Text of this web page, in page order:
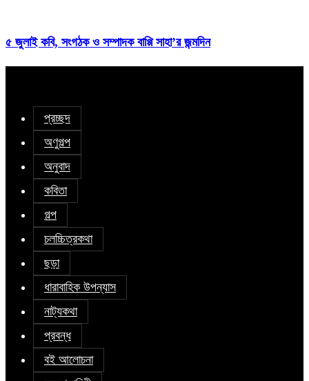
৫ জুলাই কবি, সংগঠক ও সম্পাদক বাপ্পি সাহা’র জন্মদিন
প্রচ্ছদ
অণুগল্প
অনুবাদ
কবিতা
গল্প
চলচ্চিত্রকথা
ছড়া
ধারাবাহিক উপন্যাস
নাট্যকথা
প্রবন্ধ
বই আলোচনা